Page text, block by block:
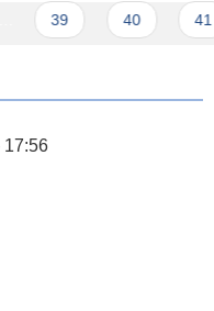
17:56